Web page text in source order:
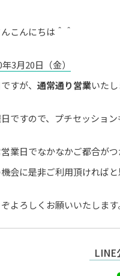
こんにちは＾＾
3月20日（金）
すが、通常通り営業いた
ですので、プチセッション
業日でなかなかご都合がつ
会に是非ご利用頂ければと
よろしくお願いいたします
LINE